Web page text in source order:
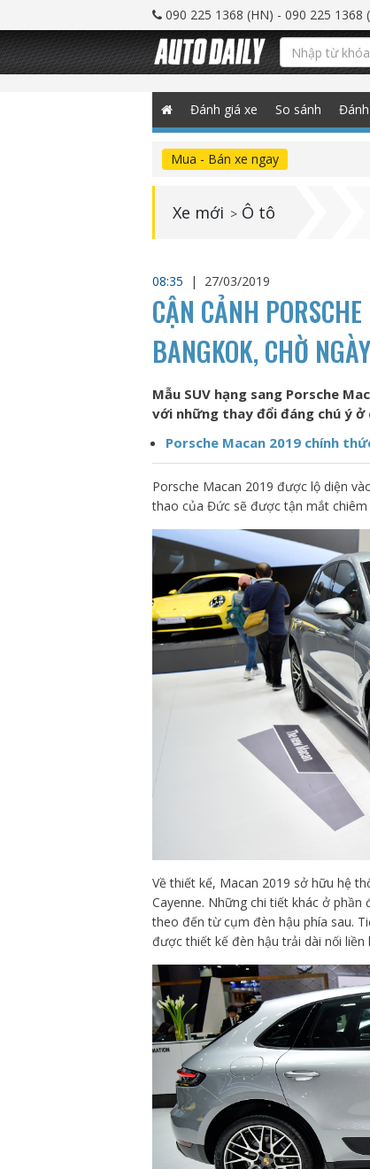
090 225 1368 (HN) - 090 225 1368
Đánh giá xe So sánh
Mua - Bán xe ngay
Xe mới > Ô tô
08:35
| 27/03/2019
CẬN CẢNH
BANGKOK, CHỜ
Mẫu SUV hạng sang Porsche
với những thay đổi đáng chú ý
Porsche Macan 2019 chính
Porsche Macan 2019 được lộ diện
thao của Đức sẽ được tận mắt chiêm
Về thiết kế, Macan 2019 sở hữu hệ
Cayenne. Những chi tiết khác ở
theo đến từ cụm đèn hậu phía sau.
được thiết kế đèn hậu trải dài nối liền